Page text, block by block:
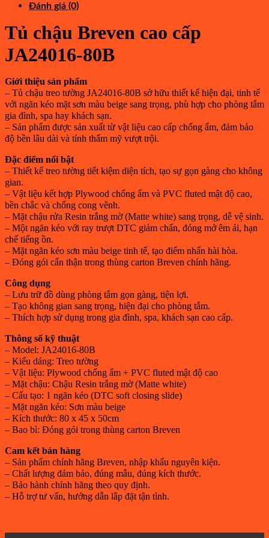
Đánh giá (0)
Tủ chậu Breven cao cấp
JA24016-80B
Giới thiệu sản phẩm
– Tủ chậu treo tường JA24016-80B sở hữu thiết kế hiện đại, tinh tế
với ngăn kéo mặt sơn màu beige sang trọng, phù hợp cho phòng tắm
gia đình, spa hay khách sạn.
– Sản phẩm được sản xuất từ vật liệu cao cấp chống ẩm, đảm bảo
độ bền lâu dài và tính thẩm mỹ vượt trội.
Đặc điểm nổi bật
– Thiết kế treo tường tiết kiệm diện tích, tạo sự gọn gàng cho không
gian.
– Vật liệu kết hợp Plywood chống ẩm và PVC fluted mật độ cao,
bền chắc và chống cong vênh.
– Mặt chậu rửa Resin trắng mờ (Matte white) sang trọng, dễ vệ sinh.
– Một ngăn kéo với ray trượt DTC giảm chấn, đóng mở êm ái, hạn
chế tiếng ồn.
– Mặt ngăn kéo sơn màu beige tinh tế, tạo điểm nhấn hài hòa.
– Đóng gói cẩn thận trong thùng carton Breven chính hãng.
Công dụng
– Lưu trữ đồ dùng phòng tắm gọn gàng, tiện lợi.
– Tạo không gian sang trọng, hiện đại cho phòng tắm.
– Thích hợp sử dụng trong gia đình, spa, khách sạn cao cấp.
Thông số kỹ thuật
– Model: JA24016-80B
– Kiểu dáng: Treo tường
– Vật liệu: Plywood chống ẩm + PVC fluted mật độ cao
– Mặt chậu: Chậu Resin trắng mờ (Matte white)
– Cấu tạo: 1 ngăn kéo (DTC soft closing slide)
– Mặt ngăn kéo: Sơn màu beige
– Kích thước: 80 x 45 x 50cm
– Bao bì: Đóng gói trong thùng carton Breven
Cam kết bán hàng
– Sản phẩm chính hãng Breven, nhập khẩu nguyên kiện.
– Chất lượng đảm bảo, đúng mẫu, đúng kích thước.
– Bảo hành chính hãng theo quy định.
– Hỗ trợ tư vấn, hướng dẫn lắp đặt tận tình.